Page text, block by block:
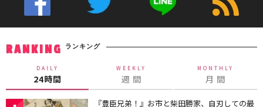
RANKING ランキング
DAILY
24時間
WEEKLY
週 間
MONTHLY
月 間
『豊臣兄弟！』お市と柴田勝家、自刃しての最